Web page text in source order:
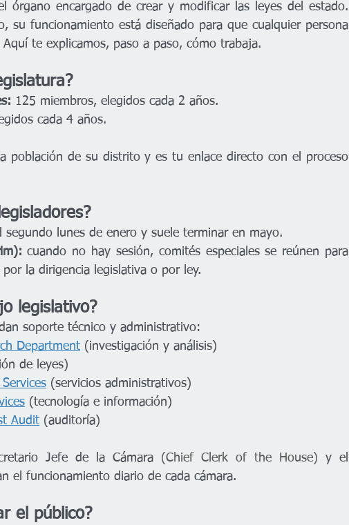
órgano encargado de crear y modificar las leyes del estado.
su funcionamiento está diseñado para que cualquier persona
te explicamos, paso a paso, cómo trabaja.
125 miembros, elegidos cada 2 años.
cada 4 años.
población de su distrito y es tu enlace directo con el proceso
segundo lunes de enero y suele terminar en mayo.
cuando no hay sesión, comités especiales se reúnen para
la dirigencia legislativa o por ley.
legislativo?
soporte técnico y administrativo:
Department (investigación y análisis)
de leyes)
(servicios administrativos)
(tecnología e información)
Audit (auditoría)
Jefe de la Cámara (Chief Clerk of the House) y el
el funcionamiento diario de cada cámara.
el público?